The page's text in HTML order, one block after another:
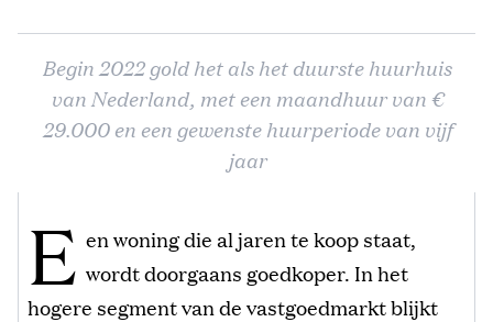
Begin 2022 gold het als het duurste huurhuis
van Nederland, met een maandhuur van €
29.000 en een gewenste huurperiode van vijf
jaar
E en woning die al jaren te koop staat,
wordt doorgaans goedkoper. In het
hogere segment van de vastgoedmarkt blijkt